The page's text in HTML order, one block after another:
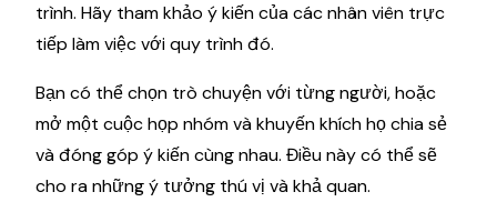
trình. Hãy tham khảo ý kiến ​​của các nhân viên trực
tiếp làm việc với quy trình đó.
Bạn có thể chọn trò chuyện với từng người, hoặc
mở một cuộc họp nhóm và khuyến khích họ chia sẻ
và đóng góp ý kiến cùng nhau. Điều này có thể sẽ
cho ra những ý tưởng thú vị và khả quan.